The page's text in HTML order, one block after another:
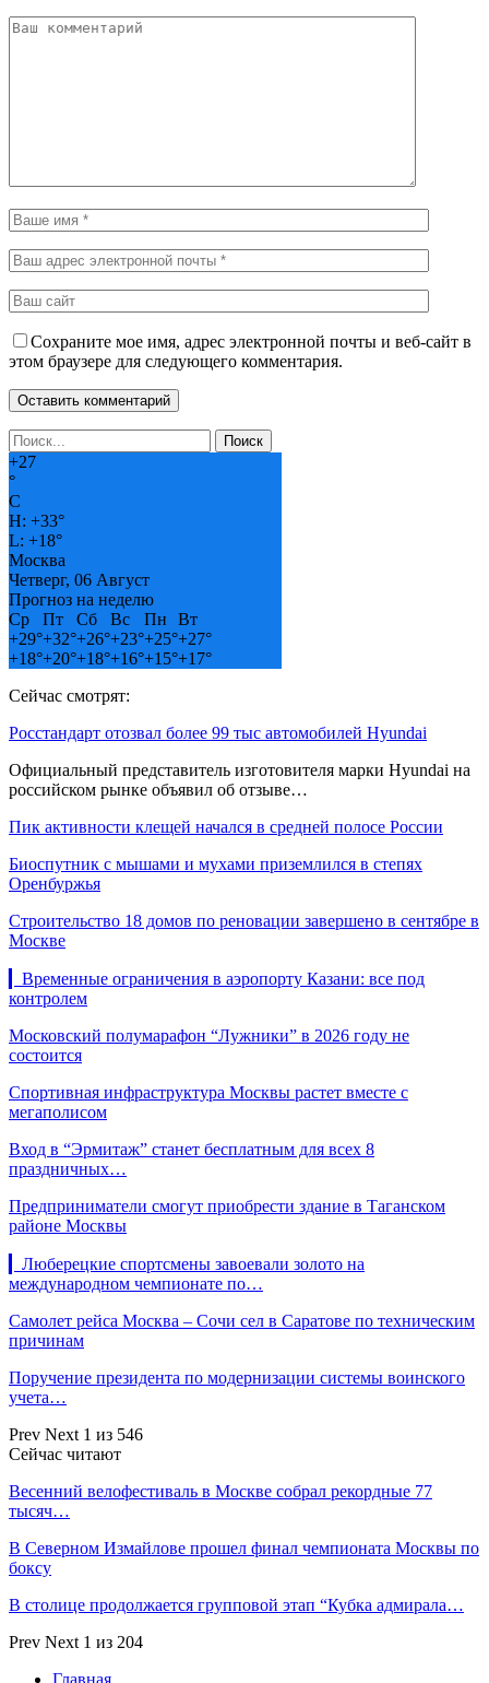
Сохраните мое имя, адрес электронной почты и веб-сайт в
этом браузере для следующего комментария.
+27
°
C
H: +33°
L: +18°
Москва
Четверг, 06 Август
Прогноз на неделю
Ср
Пт Сб Вс Пн
Вт
+29°+32°+26°+23°+25°+27°
+18°+20°+18°+16°+15°+17°
Сейчас смотрят:
Росстандарт отозвал более 99 тыс автомобилей Hyundai
Официальный представитель изготовителя марки Hyundai на
российском рынке объявил об отзыве…
Пик активности клещей начался в средней полосе России
Биоспутник с мышами и мухами приземлился в степях
Оренбуржья
Строительство 18 домов по реновации завершено в сентябре в
Москве
▎Временные ограничения в аэропорту Казани: все под
контролем
Московский полумарафон “Лужники” в 2026 году не
состоится
Спортивная инфраструктура Москвы растет вместе с
мегаполисом
Вход в “Эрмитаж” станет бесплатным для всех 8
праздничных…
Предприниматели смогут приобрести здание в Таганском
районе Москвы
▎Люберецкие спортсмены завоевали золото на
международном чемпионате по…
Самолет рейса Москва – Сочи сел в Саратове по техническим
причинам
Поручение президента по модернизации системы воинского
учета…
Prev Next 1 из 546
Сейчас читают
Весенний велофестиваль в Москве собрал рекордные 77
тысяч…
В Северном Измайлове прошел финал чемпионата Москвы по
боксу
В столице продолжается групповой этап “Кубка адмирала…
Prev Next 1 из 204
Главная